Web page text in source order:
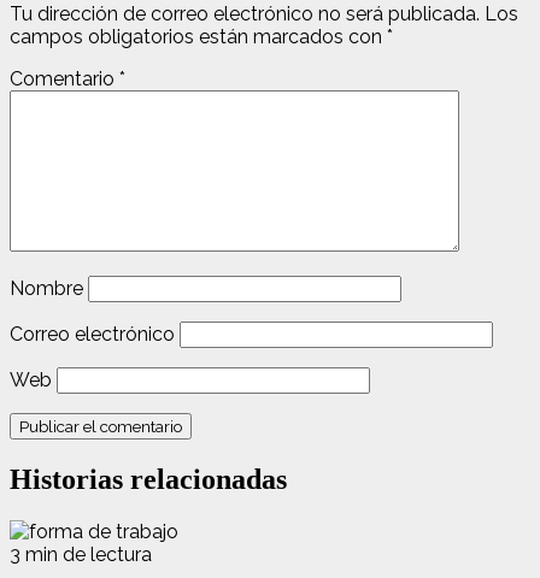
Tu dirección de correo electrónico no será publicada. Los
campos obligatorios están marcados con *
Comentario *
Nombre
Correo electrónico
Web
Historias relacionadas
3 min de lectura